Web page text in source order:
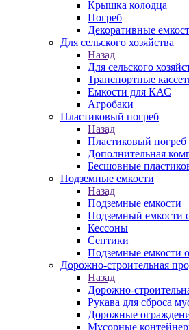
Крышка колодца
Погреб
Декоративные
Для сельского хозяйства
Назад
Для сельского
Транспортные
Емкости для КАС
Агробаки
Пластиковый погреб
Назад
Пластиковый погреб
Дополнительная
Бесшовные
Подземные емкости
Назад
Подземные емкости
Подземный емкости
Кессоны
Септики
Подземные емкости
Дорожно-строительная
Назад
Дорожно-
Рукава для сброса
Дорожные
Мусорные